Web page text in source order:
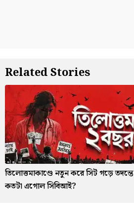
Related Stories
তিলোত্তমাকাণ্ডে নতুন করে সিট গড়ে তদন্তে
কতটা এগোল সিবিআই?